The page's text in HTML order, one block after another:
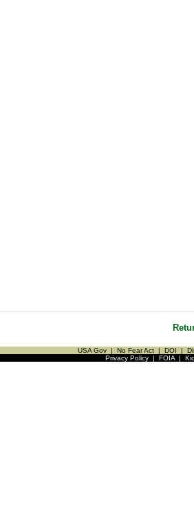
USA Gov | No Fear Act | DOI |
Privacy Policy| FOIA|